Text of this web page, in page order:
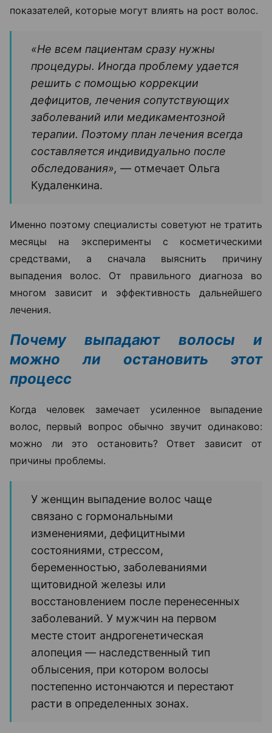
показателей, которые могут влиять на рост волос.
«Не всем пациентам сразу нужны
процедуры. Иногда проблему удается
решить с помощью коррекции
дефицитов, лечения сопутствующих
заболеваний или медикаментозной
терапии. Поэтому план лечения всегда
составляется индивидуально после
обследования», — отмечает Ольга
Кудаленкина.
Именно поэтому специалисты советуют не тратить
месяцы на эксперименты с косметическими
средствами, а сначала выяснить причину
выпадения волос. От правильного диагноза во
многом зависит и эффективность дальнейшего
лечения.
Почему выпадают волосы и
можно ли остановить этот
процесс
Когда человек замечает усиленное выпадение
волос, первый вопрос обычно звучит одинаково:
можно ли это остановить? Ответ зависит от
причины проблемы.
У женщин выпадение волос чаще
связано с гормональными
изменениями, дефицитными
состояниями, стрессом,
беременностью, заболеваниями
щитовидной железы или
восстановлением после перенесенных
заболеваний. У мужчин на первом
месте стоит андрогенетическая
алопеция — наследственный тип
облысения, при котором волосы
постепенно истончаются и перестают
расти в определенных зонах.